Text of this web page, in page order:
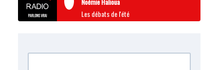
Les débats de l'été